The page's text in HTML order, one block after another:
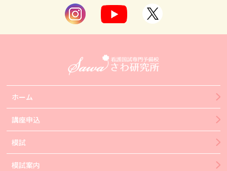
ホーム
講座申込
模試
模試案内